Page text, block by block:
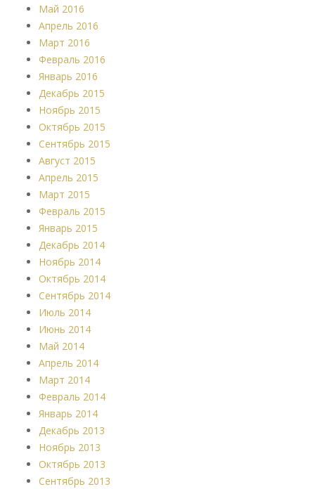
Май 2016
Апрель 2016
Март 2016
Февраль 2016
Январь 2016
Декабрь 2015
Ноябрь 2015
Октябрь 2015
Сентябрь 2015
Август 2015
Апрель 2015
Март 2015
Февраль 2015
Январь 2015
Декабрь 2014
Ноябрь 2014
Октябрь 2014
Сентябрь 2014
Июль 2014
Июнь 2014
Май 2014
Апрель 2014
Март 2014
Февраль 2014
Январь 2014
Декабрь 2013
Ноябрь 2013
Октябрь 2013
Сентябрь 2013